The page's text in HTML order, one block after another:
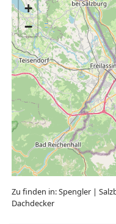
+
−
Zu finden in:Spengler |
Dachdecker